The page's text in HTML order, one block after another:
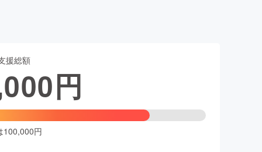
ファッション
援総額
円
100,000円